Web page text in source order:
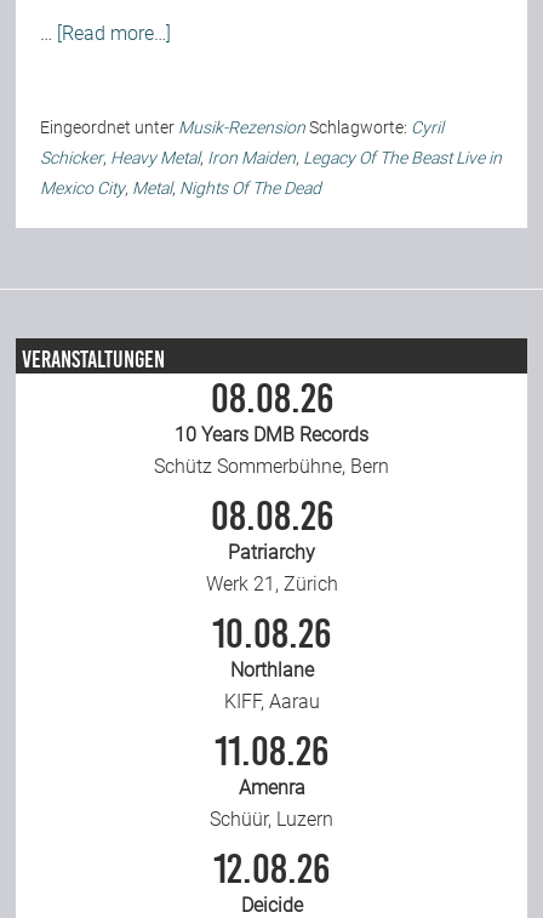
Support Us
Playlisten
… [Read more…]
Eingeordnet unter Musik-Rezension Schlagworte: Cyril
Schicker, Heavy Metal, Iron Maiden, Legacy Of The Beast Live in
Mexico City, Metal, Nights Of The Dead
Veranstaltungen
08.08.26
10 Years DMB Records
Schütz Sommerbühne, Bern
08.08.26
Patriarchy
Werk 21, Zürich
10.08.26
Northlane
KIFF, Aarau
11.08.26
Amenra
Schüür, Luzern
12.08.26
Deicide